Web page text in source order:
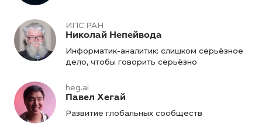
ИПС РАН
Николай Непейвода
Информатик-аналитик: слишком серьёзное
дело, чтобы говорить серьёзно
heg.ai
Павел Хегай
Развитие глобальных сообществ